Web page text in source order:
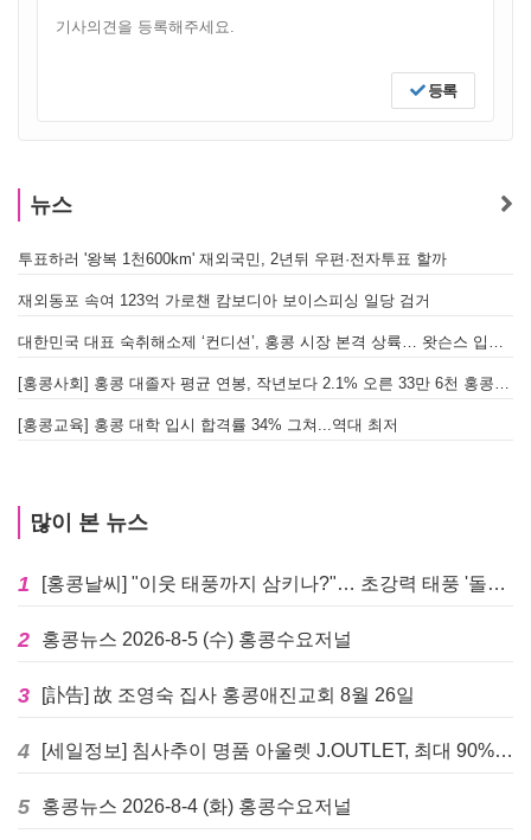
등록
뉴스
투표하러 '왕복 1천600km' 재외국민, 2년뒤 우편·전자투표 할까
재외동포 속여 123억 가로챈 캄보디아 보이스피싱 일당 검거
대한민국 대표 숙취해소제 ‘컨디션’, 홍콩 시장 본격 상륙… 왓슨스 입점 기념 할인 행사 진행
[홍콩사회] 홍콩 대졸자 평균 연봉, 작년보다 2.1% 오른 33만 6천 홍콩달러 기록
[홍콩교육] 홍콩 대학 입시 합격률 34% 그쳐...역대 최저
많이 본 뉴스
1 [홍콩날씨] "이웃 태풍까지 삼키나?"… 초강력 태풍 '돌핀' 세력 재확장
2 홍콩뉴스 2026-8-5 (수) 홍콩수요저널
3 [訃告] 故 조영숙 집사 홍콩애진교회 8월 26일
4 [세일정보] 침사추이 명품 아울렛 J.OUTLET, 최대 90% 빅 세일 진행
5 홍콩뉴스 2026-8-4 (화) 홍콩수요저널